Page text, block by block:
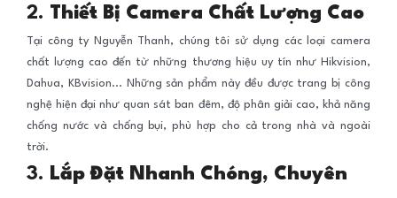
2. Thiết Bị Camera Chất Lượng Cao
Tại công ty Nguyễn Thanh, chúng tôi sử dụng các loại camera
chất lượng cao đến từ những thương hiệu uy tín như Hikvision,
Dahua, KBvision... Những sản phẩm này đều được trang bị công
nghệ hiện đại như quan sát ban đêm, độ phân giải cao, khả năng
chống nước và chống bụi, phù hợp cho cả trong nhà và ngoài
trời.
3. Lắp Đặt Nhanh Chóng, Chuyên